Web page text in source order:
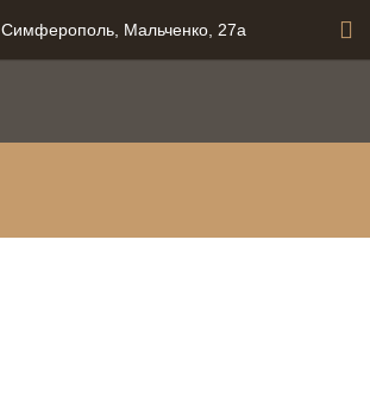
Симферополь, Мальченко, 27а